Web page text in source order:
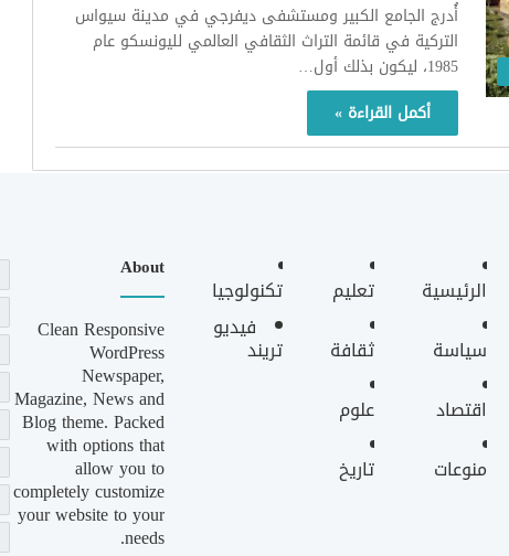
أُدرج الجامع الكبير ومستشفى ديفرجي في مدينة سيواس
التركية في قائمة التراث الثقافي العالمي لليونسكو عام
1985، ليكون بذلك أول…
أكمل القراءة »
الرئيسية
سياسة
اقتصاد
منوعات
تعليم
ثقافة
علوم
تاريخ
تكنولوجيا
فيديو
تريند
About
Clean Responsive
WordPress
Newspaper,
Magazine, News and
Blog theme. Packed
with options that
allow you to
completely customize
your website to your
needs.